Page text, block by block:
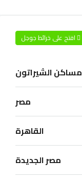
افتح على خرائط جوجل
مساكن الشيراتون
مصر
القاهرة
مصر الجديدة